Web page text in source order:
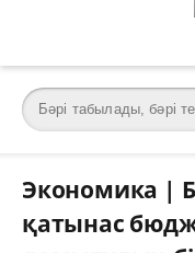
Экономика |
қатынас